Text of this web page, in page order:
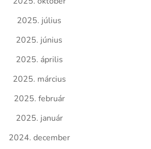
2025. július
2025. június
2025. április
2025. március
2025. február
2025. január
2024. december